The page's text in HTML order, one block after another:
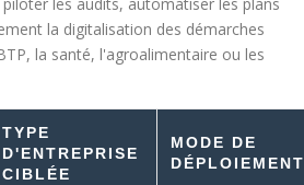
les audits, automatiser les plans
la digitalisation des démarches
la santé, l'agroalimentaire ou les
TYPE
D'ENTREPRISE
CIBLÉE
MODE DE
DÉPLOIEMENT